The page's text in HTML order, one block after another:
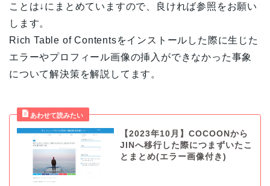
ことは↓にまとめていますので、良ければ参照をお願い
します。
Rich Table of Contentsをインストールした際に生じた
エラーやプロフィール画像の挿入ができなかった事象
について解決策を解説してます。
【2023年10月】COCOONから
JINへ移行した際につまずいたこ
とまとめ(エラー画像付き)